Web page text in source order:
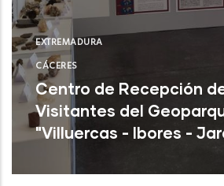
EXTREMADURA
CÁCERES
Centro de Recepción
Visitantes del
"Villuercas - Ibores -
Cañamero (Cáceres)